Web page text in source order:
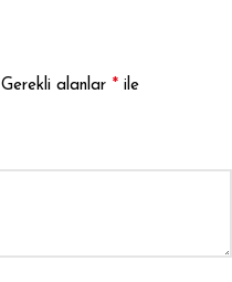
Gerekli alanlar * ile